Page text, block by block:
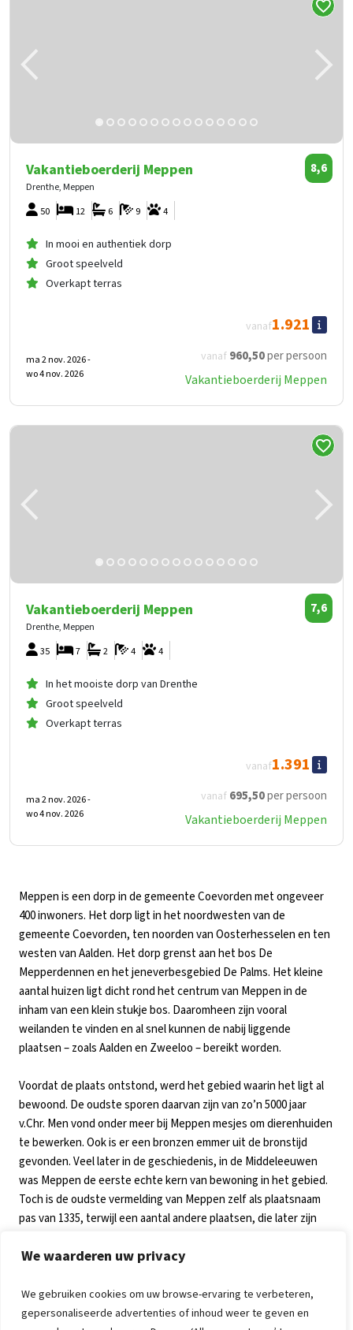
We waarderen uw privacy
We gebruiken cookies om uw browse-ervaring te verbeteren,
gepersonaliseerde advertenties of inhoud weer te geven en
Vakantieboerderij Meppen
Drenthe, Meppen
8,6
50 4
6 9
12
In mooi en authentiek dorp
Groot speelveld
Overkapt terras
vanaf 960,50per persoon
vanaf1.921
ma 2 nov. 2026 -
wo 4 nov. 2026
Vakantieboerderij Meppen
Vakantieboerderij Meppen
Drenthe, Meppen
7,6
35 4
2 4
7
In het mooiste dorp van Drenthe
Groot speelveld
Overkapt terras
vanaf 695,50per persoon
vanaf1.391
ma 2 nov. 2026 -
wo 4 nov. 2026
Vakantieboerderij Meppen
Meppen is een dorp in de gemeente Coevorden met ongeveer
400 inwoners. Het dorp ligt in het noordwesten van de
gemeente Coevorden, ten noorden van Oosterhesselen en ten
westen van Aalden. Het dorp grenst aan het bos De
Mepperdennen en het jeneverbesgebied De Palms. Het kleine
aantal huizen ligt dicht rond het centrum van Meppen in de
inham van een klein stukje bos. Daaromheen zijn vooral
weilanden te vinden en al snel kunnen de nabij liggende
plaatsen – zoals Aalden en Zweeloo – bereikt worden.
Voordat de plaats ontstond, werd het gebied waarin het ligt al
bewoond. De oudste sporen daarvan zijn van zo’n 5000 jaar
v.Chr. Men vond onder meer bij Meppen mesjes om dierenhuiden
te bewerken. Ook is er een bronzen emmer uit de bronstijd
gevonden. Veel later in de geschiedenis, in de Middeleeuwen
was Meppen de eerste echte kern van bewoning in het gebied.
Toch is de oudste vermelding van Meppen zelf als plaatsnaam
pas van 1335, terwijl een aantal andere plaatsen, die later zijn
rijksmonumentenregister te vinden. Eén hiervan is Boerderij de
Prakkehof uit 1699, waar een winkelmuseum in gevestigd is. Het